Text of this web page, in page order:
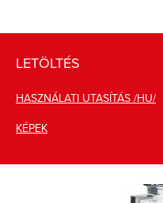
LETÖLTÉS
HASZNÁLATI UTASÍTÁS /HU/
KÉPEK